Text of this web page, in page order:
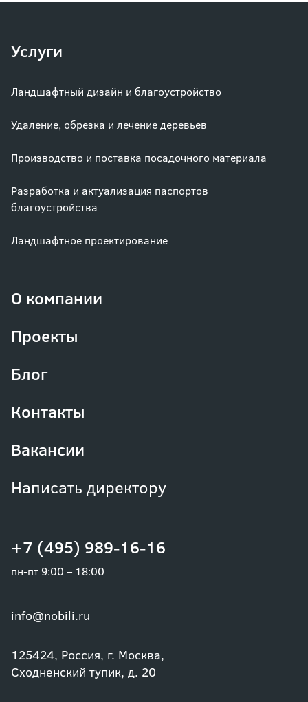
+7 (495) 989-16-16
пн-пт 9:00 – 18:00
info@nobili.ru
125424, Россия, г. Москва,
Сходненский тупик, д. 20
Услуги
Ландшафтный дизайн и благоустройство
Удаление, обрезка и лечение деревьев
Производство и поставка посадочного материала
Разработка и актуализация паспортов
благоустройства
Ландшафтное проектирование
О компании
Проекты
Блог
Контакты
Вакансии
Написать директору